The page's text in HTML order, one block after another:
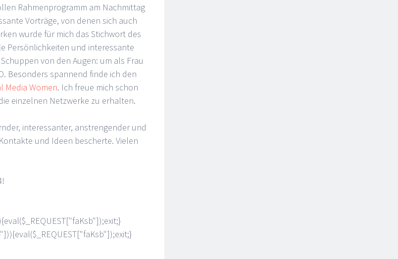
Rahmenprogramm am Nachmittag
Vorträge, von denen sich auch
wurde für mich das Stichwort des
Persönlichkeiten und interessante
von den Augen: um als Frau
Besonders spannend finde ich den
Media Women. Ich freue mich schon
einzelnen Netzwerke zu erhalten.
interessanter, anstrengender und
und Ideen bescherte. Vielen